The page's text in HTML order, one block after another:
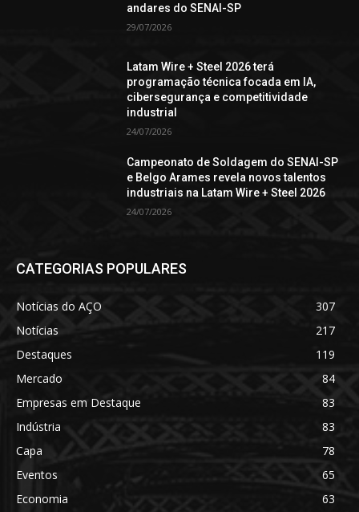
andares do SENAI-SP
29/07/2026
Latam Wire + Steel 2026 terá
programação técnica focada em IA,
cibersegurança e competitividade
industrial
24/07/2026
Campeonato de Soldagem do SENAI-SP
e Belgo Arames revela novos talentos
industriais na Latam Wire + Steel 2026
24/07/2026
CATEGORIAS POPULARES
Notícias do AÇO
307
Notícias
217
Destaques
119
Mercado
84
Empresas em Destaque
83
Indústria
83
Capa
78
Eventos
65
Economia
63